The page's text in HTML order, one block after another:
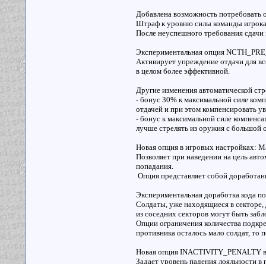
Добавлена возможность потребовать
Штраф к уровню силы команды
После неуспешного требования сдачи
Экспериментальная опция
Активирует упреждение отдачи для
в целом более эффективной.
Другие изменения автоматической
- бонус 30% к максимальной силе
отдачей и при этом компенсировать
- бонус к максимальной силе
лучше стрелять из оружия с большой
Новая опция в игровых настройках:
Позволяет при наведении на цель
попадания.
Опция представляет собой
Экспериментальная доработка кода
Солдаты, уже находящиеся в секторе,
из соседних секторов могут быть
Опции ограничения количества
противника осталось мало солдат, то
Новая опция INACTIVITY_PENALTY
Задает уровень падения лояльности